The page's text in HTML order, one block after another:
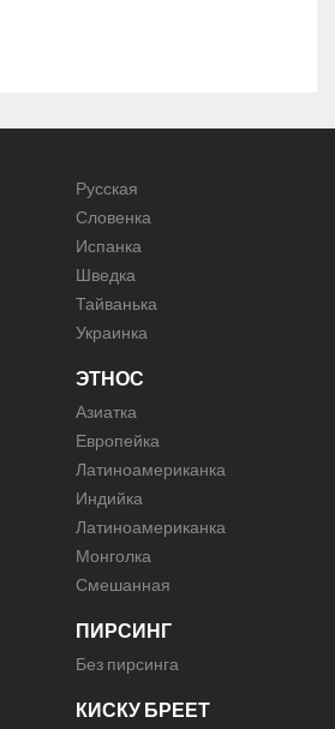
Русская
Словенка
Испанка
Шведка
Тайванька
Украинка
ЭТНОС
Азиатка
Европейка
Латиноамериканка
Индийка
Латиноамериканка
Монголка
Смешанная
ПИРСИНГ
Без пирсинга
КИСКУ БРЕЕТ